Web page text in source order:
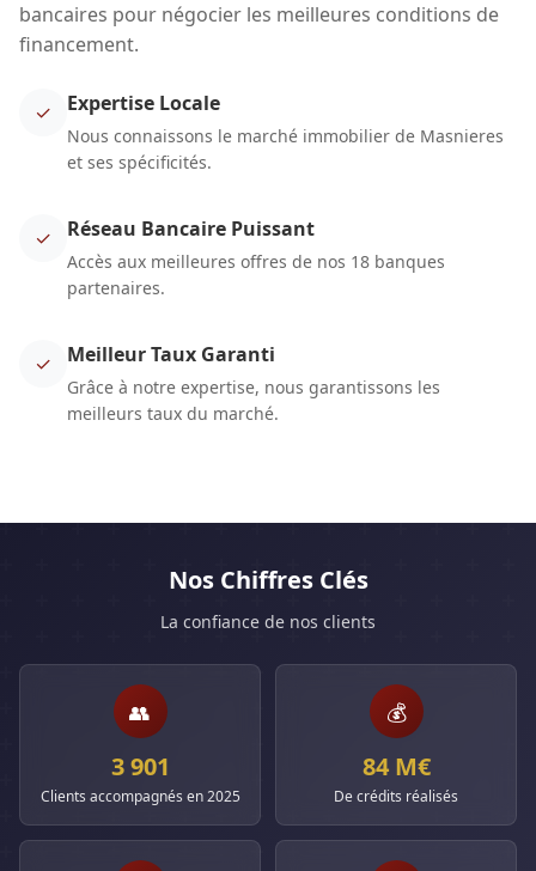
bancaires pour négocier les meilleures conditions de
financement.
✓ Expertise Locale
Nous connaissons le marché immobilier de Masnieres
et ses spécificités.
✓ Réseau Bancaire Puissant
Accès aux meilleures offres de nos 18 banques
partenaires.
✓ Meilleur Taux Garanti
Grâce à notre expertise, nous garantissons les
meilleurs taux du marché.
Nos Chiffres Clés
La confiance de nos clients
👥
3 901
Clients accompagnés en 2025
💰
84 M€
De crédits réalisés